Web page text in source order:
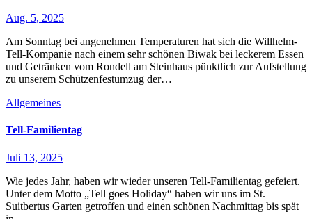
Aug. 5, 2025
Am Sonntag bei angenehmen Temperaturen hat sich die Willhelm-
Tell-Kompanie nach einem sehr schönen Biwak bei leckerem Essen
und Getränken vom Rondell am Steinhaus pünktlich zur Aufstellung
zu unserem Schützenfestumzug der…
Allgemeines
Tell-Familientag
Juli 13, 2025
Wie jedes Jahr, haben wir wieder unseren Tell-Familientag gefeiert.
Unter dem Motto „Tell goes Holiday“ haben wir uns im St.
Suitbertus Garten getroffen und einen schönen Nachmittag bis spät